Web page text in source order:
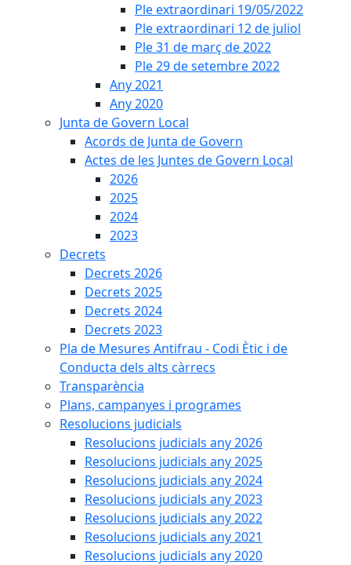
Ple extraordinari 19/05/2022
Ple extraordinari 12 de juliol
Ple 31 de març de 2022
Ple 29 de setembre 2022
Any 2021
Any 2020
Junta de Govern Local
Acords de Junta de Govern
Actes de les Juntes de Govern Local
2026
2025
2024
2023
Decrets
Decrets 2026
Decrets 2025
Decrets 2024
Decrets 2023
Pla de Mesures Antifrau - Codi Ètic i de
Conducta dels alts càrrecs
Transparència
Plans, campanyes i programes
Resolucions judicials
Resolucions judicials any 2026
Resolucions judicials any 2025
Resolucions judicials any 2024
Resolucions judicials any 2023
Resolucions judicials any 2022
Resolucions judicials any 2021
Resolucions judicials any 2020